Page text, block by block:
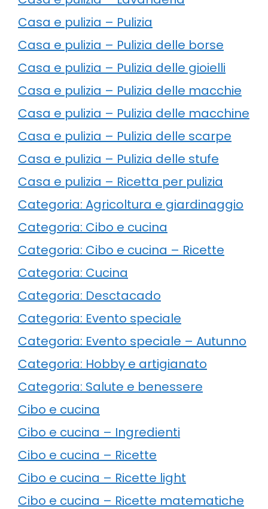
Casa e pulizia – Pulizia
Casa e pulizia – Pulizia delle borse
Casa e pulizia – Pulizia delle gioielli
Casa e pulizia – Pulizia delle macchie
Casa e pulizia – Pulizia delle macchine
Casa e pulizia – Pulizia delle scarpe
Casa e pulizia – Pulizia delle stufe
Casa e pulizia – Ricetta per pulizia
Categoria: Agricoltura e giardinaggio
Categoria: Cibo e cucina
Categoria: Cibo e cucina – Ricette
Categoria: Cucina
Categoria: Desctacado
Categoria: Evento speciale
Categoria: Evento speciale – Autunno
Categoria: Hobby e artigianato
Categoria: Salute e benessere
Cibo e cucina
Cibo e cucina – Ingredienti
Cibo e cucina – Ricette
Cibo e cucina – Ricette light
Cibo e cucina – Ricette matematiche